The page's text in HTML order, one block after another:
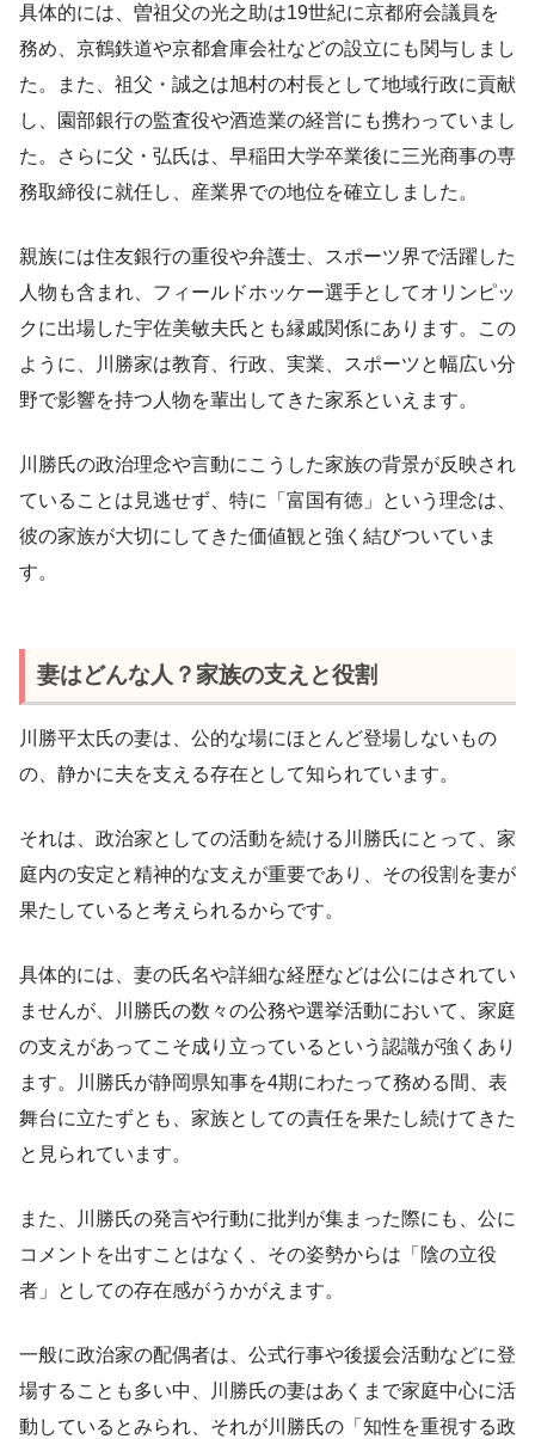
具体的には、曽祖父の光之助は19世紀に京都府会議員を
務め、京鶴鉄道や京都倉庫会社などの設立にも関与しまし
た。また、祖父・誠之は旭村の村長として地域行政に貢献
し、園部銀行の監査役や酒造業の経営にも携わっていまし
た。さらに父・弘氏は、早稲田大学卒業後に三光商事の専
務取締役に就任し、産業界での地位を確立しました。
親族には住友銀行の重役や弁護士、スポーツ界で活躍した
人物も含まれ、フィールドホッケー選手としてオリンピッ
クに出場した宇佐美敏夫氏とも縁戚関係にあります。この
ように、川勝家は教育、行政、実業、スポーツと幅広い分
野で影響を持つ人物を輩出してきた家系といえます。
川勝氏の政治理念や言動にこうした家族の背景が反映され
ていることは見逃せず、特に「富国有徳」という理念は、
彼の家族が大切にしてきた価値観と強く結びついていま
す。
妻はどんな人？家族の支えと役割
川勝平太氏の妻は、公的な場にほとんど登場しないもの
の、静かに夫を支える存在として知られています。
それは、政治家としての活動を続ける川勝氏にとって、家
庭内の安定と精神的な支えが重要であり、その役割を妻が
果たしていると考えられるからです。
具体的には、妻の氏名や詳細な経歴などは公にはされてい
ませんが、川勝氏の数々の公務や選挙活動において、家庭
の支えがあってこそ成り立っているという認識が強くあり
ます。川勝氏が静岡県知事を4期にわたって務める間、表
舞台に立たずとも、家族としての責任を果たし続けてきた
と見られています。
また、川勝氏の発言や行動に批判が集まった際にも、公に
コメントを出すことはなく、その姿勢からは「陰の立役
者」としての存在感がうかがえます。
一般に政治家の配偶者は、公式行事や後援会活動などに登
場することも多い中、川勝氏の妻はあくまで家庭中心に活
動しているとみられ、それが川勝氏の「知性を重視する政